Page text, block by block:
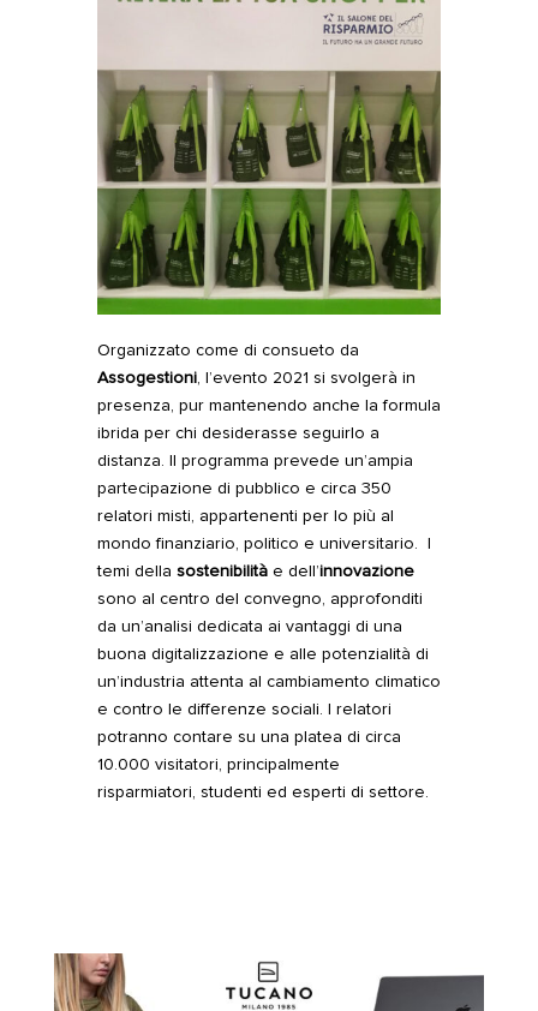
Organizzato come di consueto da
Assogestioni, l’evento 2021 si svolgerà in
presenza, pur mantenendo anche la formula
ibrida per chi desiderasse seguirlo a
distanza. Il programma prevede un’ampia
partecipazione di pubblico e circa 350
relatori misti, appartenenti per lo più al
mondo finanziario, politico e universitario. I
temi della sostenibilitàe dell’innovazione
sono al centro del convegno, approfonditi
da un’analisi dedicata ai vantaggi di una
buona digitalizzazione e alle potenzialità di
un’industria attenta al cambiamento climatico
e contro le differenze sociali. I relatori
potranno contare su una platea di circa
10.000 visitatori, principalmente
risparmiatori, studenti ed esperti di settore.